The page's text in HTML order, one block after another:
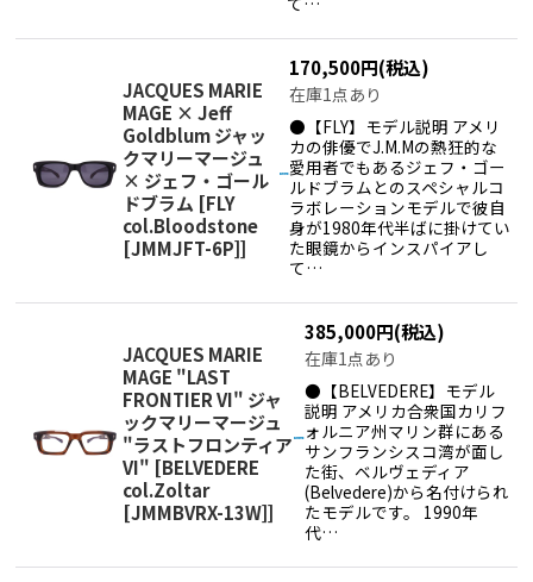
JACQUES MARIE
MAGE × Jeff
Goldblum ジャッ
クマリーマージュ
× ジェフ・ゴール
ドブラム [FLY
col.Bloodstone
[JMMJFT-6P]]
170,500円(税込)
在庫1点あり
●【FLY】モデル説明 アメリ
カの俳優でJ.M.Mの熱狂的な
愛用者でもあるジェフ・ゴー
ルドブラムとのスペシャルコ
ラボレーションモデルで彼自
身が1980年代半ばに掛けてい
た眼鏡からインスパイアし
て…
JACQUES MARIE
MAGE "LAST
FRONTIER VI" ジャ
ックマリーマージュ
"ラストフロンティア
VI" [BELVEDERE
col.Zoltar
[JMMBVRX-13W]]
385,000円(税込)
在庫1点あり
●【BELVEDERE】モデル
説明 アメリカ合衆国カリフ
ォルニア州マリン群にある
サンフランシスコ湾が面し
た街、ベルヴェディア
(Belvedere)から名付けられ
たモデルです。 1990年
代…